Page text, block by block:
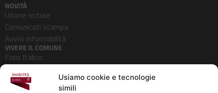
Usiamo cookie e tecnologie
simili
NOVITÀ
Ultime notizie
Comunicati stampa
Avvisi infomobilità
VIVERE IL COMUNE
Foro Italico
Pedonalizzazioni
Aeroporti